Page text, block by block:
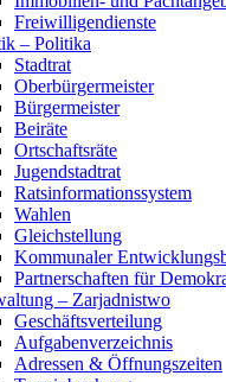
Freiwilligendienste
– Politika
Stadtrat
Oberbürgermeister
Bürgermeister
Beiräte
Ortschaftsräte
Jugendstadtrat
Ratsinformationssystem
Wahlen
Gleichstellung
Kommunaler
Partnerschaften für
– Zarjadnistwo
Geschäftsverteilung
Aufgabenverzeichnis
Adressen & Öffnungszeiten